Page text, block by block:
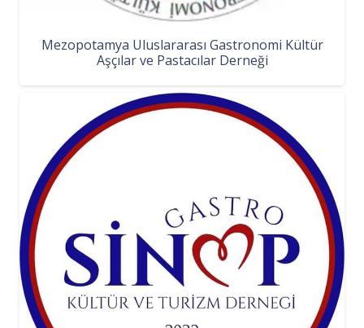
Mezopotamya Uluslararası Gastronomi Kültür
Aşçılar ve Pastacılar Derneği